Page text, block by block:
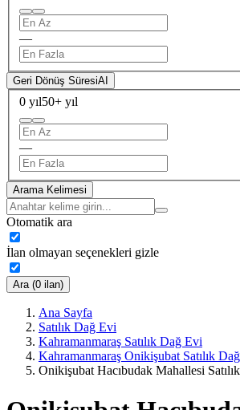
—
Geri Dönüş SüresiAI
0 yıl50+ yıl
—
Arama Kelimesi
Otomatik ara
İlan olmayan seçenekleri gizle
Ara (0 ilan)
Ana Sayfa
Satılık Dağ Evi
Kahramanmaraş Satılık Dağ Evi
Kahramanmaraş Onikişubat Satılık
Onikişubat Hacıbudak Mahallesi